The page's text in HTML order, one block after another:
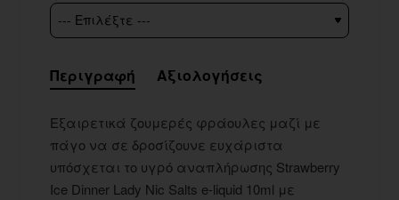
Περιγραφή Αξιολογήσεις
Εξαιρετικά ζουμερές φράουλες μαζί με
πάγο να σε δροσίζουνε ευχάριστα
υπόσχεται το υγρό αναπλήρωσης Strawberry
Ice Dinner Lady Nic Salts e-liquid 10ml με